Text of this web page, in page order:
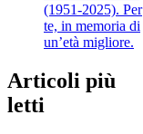
(1951-2025). Per
te, in memoria di
un’età migliore.
Articoli più
letti